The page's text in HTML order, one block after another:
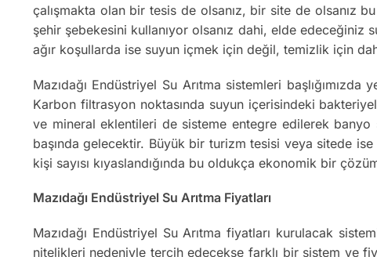
çalışmakta olan bir tesis de olsanız, bir site de olsanız
şehir şebekesini kullanıyor olsanız dahi, elde edeceğiniz
ağır koşullarda ise suyun içmek için değil, temizlik için
Mazıdağı Endüstriyel Su Arıtma sistemleri
Karbon filtrasyon noktasında suyun içerisindeki
ve mineral eklentileri de sisteme entegre edilerek
başında gelecektir. Büyük bir turizm tesisi veya sitede
kişi sayısı kıyaslandığında bu oldukça ekonomik bir
Mazıdağı Endüstriyel Su Arıtma Fiyatları
Mazıdağı Endüstriyel Su Arıtma fiyatları kurulacak
nitelikleri nedeniyle tercih edecekse farklı bir sistem ve